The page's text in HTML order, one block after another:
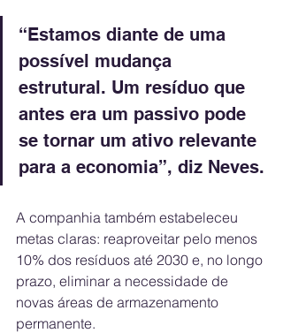
“Estamos diante de uma
possível mudança
estrutural. Um resíduo que
antes era um passivo pode
se tornar um ativo relevante
para a economia”, diz Neves.
A companhia também estabeleceu
metas claras: reaproveitar pelo menos
10% dos resíduos até 2030 e, no longo
prazo, eliminar a necessidade de
novas áreas de armazenamento
permanente.